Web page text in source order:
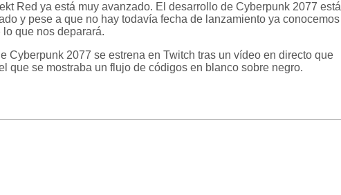
Red ya está muy avanzado. El desarrollo de Cyberpunk 2077 está
y pese a que no hay todavía fecha de lanzamiento ya conocemos
que nos deparará.
Cyberpunk 2077 se estrena en Twitch tras un vídeo en directo que
que se mostraba un flujo de códigos en blanco sobre negro.